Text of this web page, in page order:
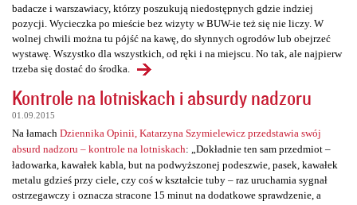
badacze i warszawiacy, którzy poszukują niedostępnych gdzie indziej
pozycji. Wycieczka po mieście bez wizyty w BUW-ie też się nie liczy. W
wolnej chwili można tu pójść na kawę, do słynnych ogrodów lub obejrzeć
wystawę. Wszystko dla wszystkich, od ręki i na miejscu. No tak, ale najpierw
trzeba się dostać do środka.
Kontrole na lotniskach i absurdy nadzoru
01.09.2015
Na łamach Dziennika Opinii, Katarzyna Szymielewicz przedstawia swój
absurd nadzoru – kontrole na lotniskach: „Dokładnie ten sam przedmiot –
ładowarka, kawałek kabla, but na podwyższonej podeszwie, pasek, kawałek
metalu gdzieś przy ciele, czy coś w kształcie tuby – raz uruchamia sygnał
ostrzegawczy i oznacza stracone 15 minut na dodatkowe sprawdzenie, a